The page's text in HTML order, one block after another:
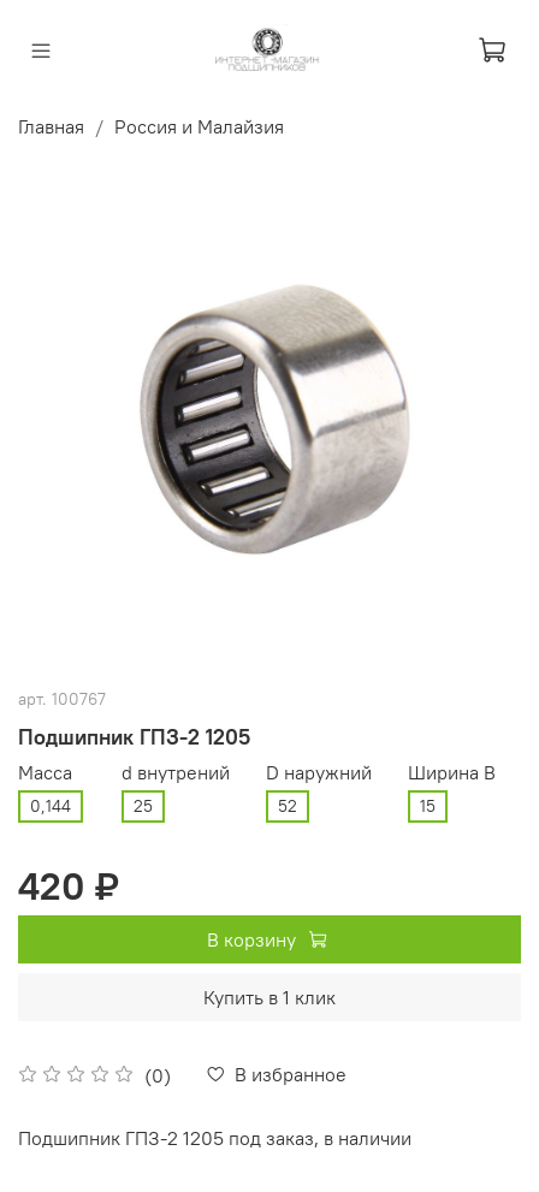
Главная Россия и Малайзия
арт. 100767
Подшипник ГПЗ-2 1205
(0) В избранное
Масса
0,144
d внутрений
25
D наружний
52
Ширина В
15
420 ₽
В корзину
Купить в 1 клик
Подшипник ГПЗ-2 1205 под заказ, в наличии